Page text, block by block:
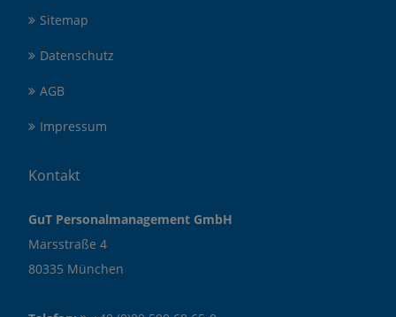
Sitemap
Datenschutz
AGB
Impressum
Kontakt
GuT Personalmanagement GmbH
Marsstraße 4
80335 München